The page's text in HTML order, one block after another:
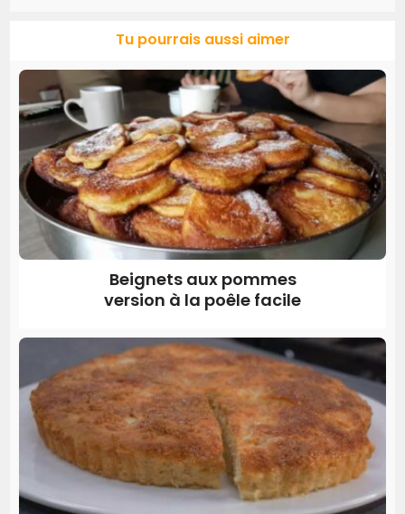
Tu pourrais aussi aimer
Beignets aux pommes
version à la poêle facile